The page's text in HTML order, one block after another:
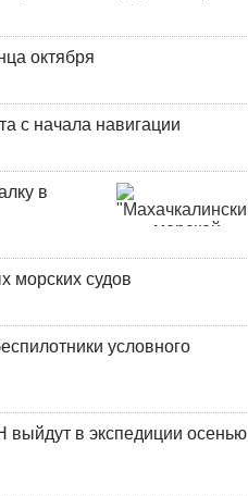
октября
с начала навигации
в
морских судов
условного
выйдут в экспедиции осенью